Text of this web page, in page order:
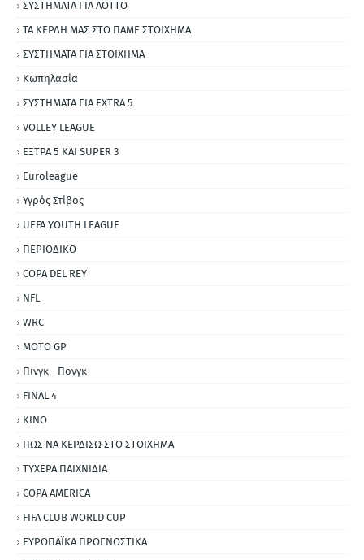
ΣΥΣΤΗΜΑΤΑ ΓΙΑ ΛΟΤΤΟ
ΤΑ ΚΕΡΔΗ ΜΑΣ ΣΤΟ ΠΑΜΕ ΣΤΟΙΧΗΜΑ
ΣΥΣΤΗΜΑΤΑ ΓΙΑ ΣΤΟΙΧΗΜΑ
Κωπηλασία
ΣΥΣΤΗΜΑΤΑ ΓΙΑ ΕΧΤRΑ 5
VOLLEY LEAGUE
ΕΞΤΡΑ 5 ΚΑΙ SUPER 3
Εuroleague
Υγρός Στίβος
UEFA YOUTH LEAGUE
ΠΕΡΙΟΔΙΚΟ
COPA DEL REY
NFL
WRC
MOTO GP
Πινγκ - Πονγκ
FINAL 4
ΚΙΝΟ
ΠΩΣ ΝΑ ΚΕΡΔΙΣΩ ΣΤΟ ΣΤΟΙΧΗΜΑ
ΤΥΧΕΡΑ ΠΑΙΧΝΙΔΙΑ
COPA AMERICA
FIFA CLUB WORLD CUP
ΕΥΡΩΠΑΪΚΑ ΠΡΟΓΝΩΣΤΙΚΑ